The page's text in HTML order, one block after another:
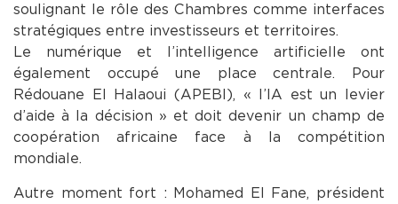
soulignant le rôle des Chambres comme interfaces
stratégiques entre investisseurs et territoires.
Le numérique et l’intelligence artificielle ont
également occupé une place centrale. Pour
Rédouane El Halaoui (APEBI), « l’IA est un levier
d’aide à la décision » et doit devenir un champ de
coopération africaine face à la compétition
mondiale.
Autre moment fort : Mohamed El Fane, président